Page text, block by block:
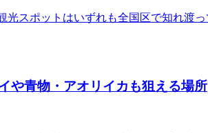
スポットはいずれも全国区で知れ渡
や青物・アオリイカも狙える場所